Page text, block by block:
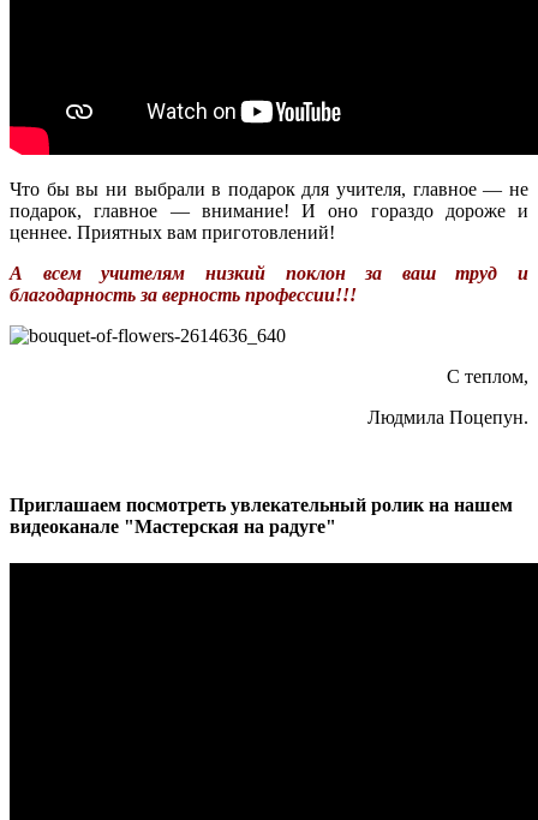
Что бы вы ни выбрали в подарок для учителя, главное — не
подарок, главное — внимание! И оно гораздо дороже и
ценнее. Приятных вам приготовлений!
А всем учителям низкий поклон за ваш труд и
благодарность за верность профессии!!!
С теплом,
Людмила Поцепун.
Приглашаем посмотреть увлекательный ролик на нашем
видеоканале "Мастерская на радуге"